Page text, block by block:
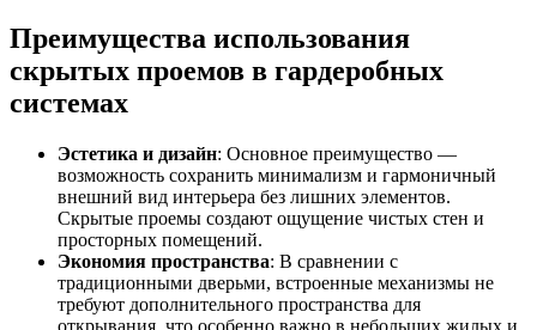
Преимущества использования
скрытых проемов в гардеробных
системах
Эстетика и дизайн: Основное преимущество —
возможность сохранить минимализм и гармоничный
внешний вид интерьера без лишних элементов.
Скрытые проемы создают ощущение чистых стен и
просторных помещений.
Экономия пространства: В сравнении с
традиционными дверьми, встроенные механизмы не
требуют дополнительного пространства для